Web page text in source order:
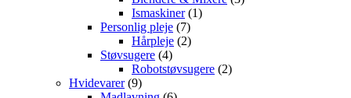
Ismaskiner(1)
Personlig pleje (7)
Hårpleje (2)
Støvsugere (4)
Robotstøvsugere (2)
Hvidevarer(9)